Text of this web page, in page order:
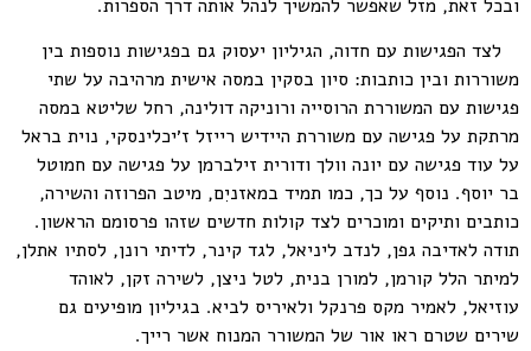
ובכל זאת, מזל שאפשר להמשיך לנהל אותה דרך הספרות.
לצד הפגישות עם חדוה, הגיליון יעסוק גם בפגישות נוספות בין
משוררות ובין כותבות: סיון בסקין במסה אישית מרהיבה על שתי
פגישות עם המשוררת הרוסייה ורוניקה דולינה, רחל שליטא במסה
מרתקת על פגישה עם משוררת היידיש רייזל ז׳יכלינסקי, נוית בראל
על עוד פגישה עם יונה וולך ודורית זילברמן על פגישה עם חמוטל
בר יוסף. נוסף על כך, כמו תמיד במאזניִם, מיטב הפרוזה והשירה,
כותבים ותיקים ומוכרים לצד קולות חדשים שזהו פרסומם הראשון.
תודה לאדיבה גפן, לנדב ליניאל, לגד קינר, לדיתי רונן, לסתיו אתלן,
למיתר הלל קורמן, למורן בנית, לטל ניצן, לשירה זקן, לאוהד
עוזיאל, לאמיר מקס פרנקל ולאיריס לביא. בגיליון מופיעים גם
שירים שטרם ראו אור של המשורר המנוח אשר רייך.